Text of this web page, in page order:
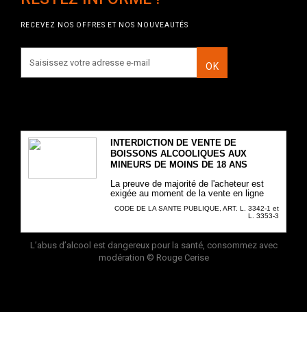
RECEVEZ NOS OFFRES ET NOS NOUVEAUTÉS
OK
INTERDICTION DE VENTE DE
BOISSONS ALCOOLIQUES AUX
MINEURS DE MOINS DE 18 ANS
La preuve de majorité de l'acheteur est
exigée au moment de la vente en ligne
CODE DE LA SANTE PUBLIQUE, ART. L. 3342-1 et
L. 3353-3
L’abus d’alcool est dangereux pour la santé, consommez avec
modération © Rouge Cerise